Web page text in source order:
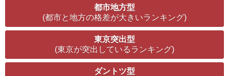
都市地方型
(都市と地方の格差が大きいランキング)
東京突出型
(東京が突出しているランキング)
ダントツ型